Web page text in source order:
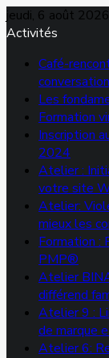
jeudi, 6 août 2026
Activités
Café-
Les
Formation
Inscription
2024
Atelier :
votre site
Atelier:
mieux les
Formation :
PMP®
Atelier
différend
Atelier 9 :
de marque
Atelier 6: